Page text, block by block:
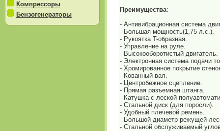
Компрессоры
Бензогенераторы
Преимущества:
- Антивибрационная система
- Большая мощность(1,75 л.с.).
- Рукоятка T-образная.
- Управление на руле.
- Высокооборотистый двигатель.
- Электронная система подачи
- Хромированное покрытие
- Кованный вал.
- Центробежное сцепление.
- Прямая разъемная штанга.
- Катушка с леской
- Стальной диск (для поросли).
- Удобный плечевой ремень.
- Большой диаметр режущей
- Стальной обслуживаемый